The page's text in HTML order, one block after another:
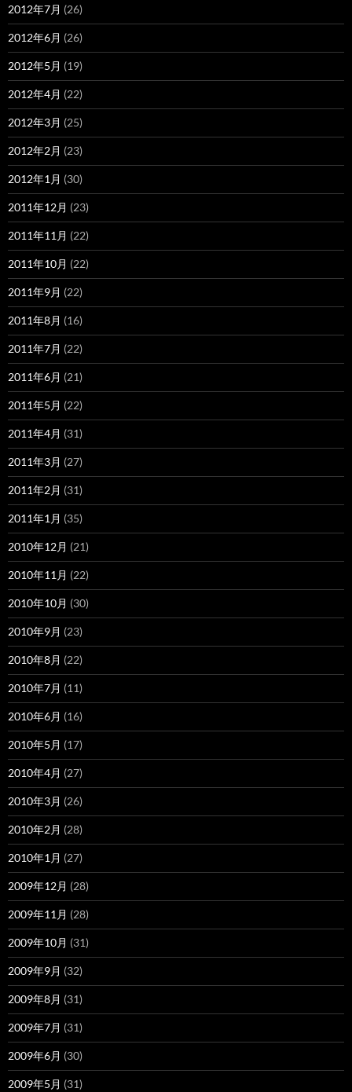
2012年7月 (26)
2012年6月 (26)
2012年5月 (19)
2012年4月 (22)
2012年3月 (25)
2012年2月 (23)
2012年1月 (30)
2011年12月 (23)
2011年11月 (22)
2011年10月 (22)
2011年9月 (22)
2011年8月 (16)
2011年7月 (22)
2011年6月 (21)
2011年5月 (22)
2011年4月 (31)
2011年3月 (27)
2011年2月 (31)
2011年1月 (35)
2010年12月 (21)
2010年11月 (22)
2010年10月 (30)
2010年9月 (23)
2010年8月 (22)
2010年7月 (11)
2010年6月 (16)
2010年5月 (17)
2010年4月 (27)
2010年3月 (26)
2010年2月 (28)
2010年1月 (27)
2009年12月 (28)
2009年11月 (28)
2009年10月 (31)
2009年9月 (32)
2009年8月 (31)
2009年7月 (31)
2009年6月 (30)
2009年5月 (31)